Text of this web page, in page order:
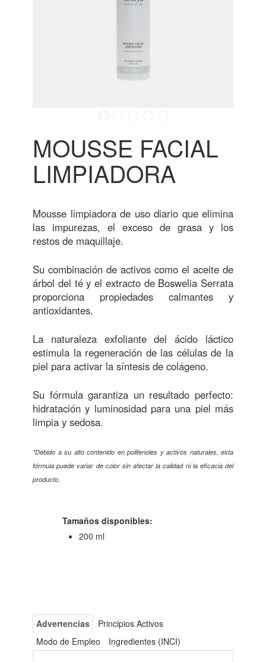
MOUSSE FACIAL
LIMPIADORA
Mousse limpiadora de uso diario que elimina
las impurezas, el exceso de grasa y los
restos de maquillaje.
Su combinación de activos como el aceite de
árbol del té y el extracto de Boswelia Serrata
proporciona propiedades calmantes y
antioxidantes.
La naturaleza exfoliante del ácido láctico
estimula la regeneración de las células de la
piel para activar la síntesis de colágeno.
Su fórmula garantiza un resultado perfecto:
hidratación y luminosidad para una piel más
limpia y sedosa.
*Debido a su alto contenido en polifenoles y activos naturales, esta
fórmula puede variar de color sin afectar la calidad ni la eficacia del
producto.
Tamaños disponibles:
200 ml
Advertencias
Principios Activos
Modo de Empleo
Ingredientes (INCI)